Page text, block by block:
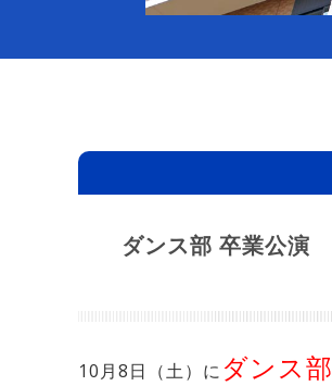
ダンス部 卒業公演
10月8日（土）にダンス部